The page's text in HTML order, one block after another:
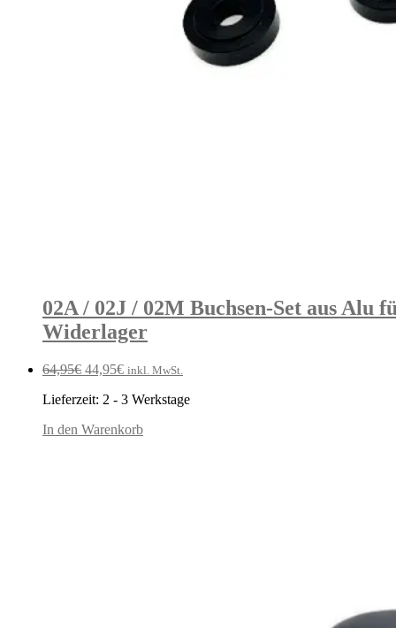
02A / 02J / 02M Buchsen-Set aus Alu
Widerlager
64,95€ Ursprünglicher
war:
44,95€Aktueller
ist:
inkl. MwSt.
Lieferzeit: 2 - 3 Werkstage
In den Warenkorb